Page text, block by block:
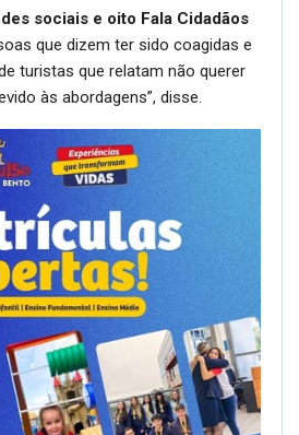
sociais e oito Fala Cidadãos
que dizem ter sido coagidas e
turistas que relatam não querer
às abordagens”, disse.